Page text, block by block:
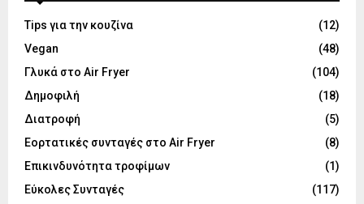
Tips για την κουζίνα
(12)
Vegan
(48)
Γλυκά στο Air Fryer
(104)
Δημοφιλή
(18)
Διατροφή
(5)
Εορτατικές συνταγές στο Air Fryer
(8)
Επικινδυνότητα τροφίμων
(1)
Εύκολες Συνταγές
(117)